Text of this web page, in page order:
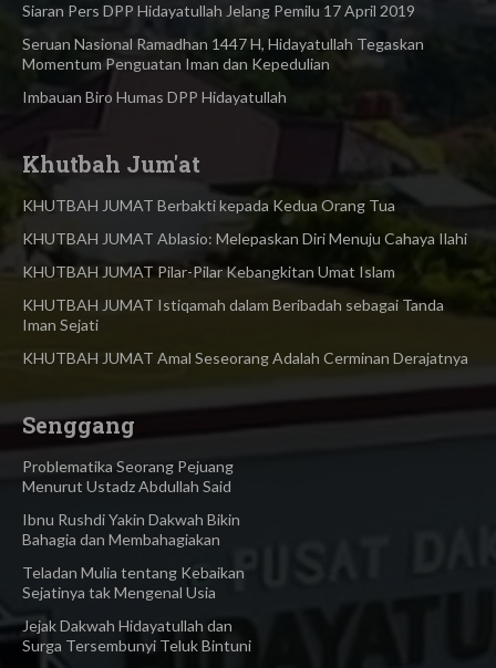
Siaran Pers DPP Hidayatullah Jelang Pemilu 17 April 2019
Seruan Nasional Ramadhan 1447 H, Hidayatullah Tegaskan
Momentum Penguatan Iman dan Kepedulian
Imbauan Biro Humas DPP Hidayatullah
Khutbah Jum'at
KHUTBAH JUMAT Berbakti kepada Kedua Orang Tua
KHUTBAH JUMAT Ablasio: Melepaskan Diri Menuju Cahaya Ilahi
KHUTBAH JUMAT Pilar-Pilar Kebangkitan Umat Islam
KHUTBAH JUMAT Istiqamah dalam Beribadah sebagai Tanda
Iman Sejati
KHUTBAH JUMAT Amal Seseorang Adalah Cerminan Derajatnya
Senggang
Problematika Seorang Pejuang
Menurut Ustadz Abdullah Said
Ibnu Rushdi Yakin Dakwah Bikin
Bahagia dan Membahagiakan
Teladan Mulia tentang Kebaikan
Sejatinya tak Mengenal Usia
Jejak Dakwah Hidayatullah dan
Surga Tersembunyi Teluk Bintuni